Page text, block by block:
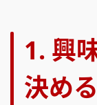
1. 興
決める